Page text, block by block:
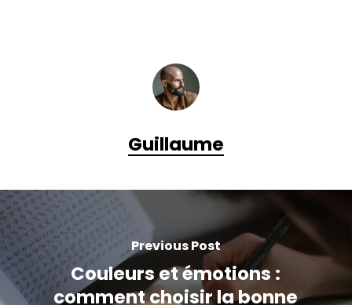
Guillaume
Previous Post
Couleurs et émotions :
comment choisir la bonne